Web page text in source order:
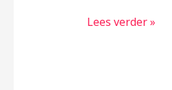
Lees verder »